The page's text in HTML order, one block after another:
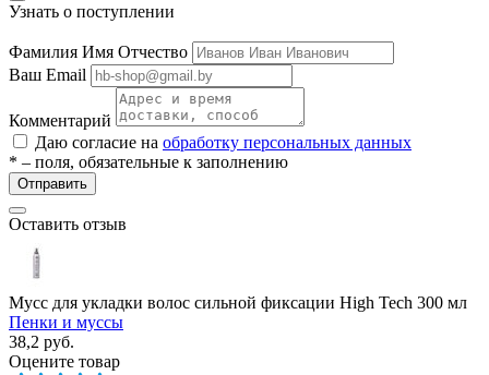
Узнать о поступлении
Фамилия Имя Отчество
Ваш Email
Комментарий
Даю согласие на обработку персональных данных
* – поля, обязательные к заполнению
Отправить
Оставить отзыв
Мусс для укладки волос сильной фиксации High Tech 300 мл
Пенки и муссы
38,2 руб.
Оцените товар